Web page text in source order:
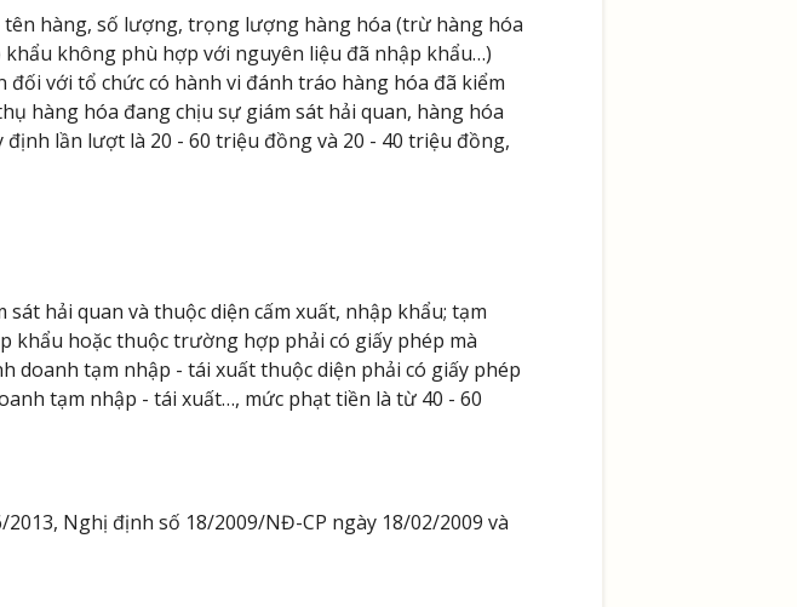
hàng, số lượng, trọng lượng hàng hóa (trừ hàng hóa
không phù hợp với nguyên liệu đã nhập khẩu…)
với tổ chức có hành vi đánh tráo hàng hóa đã kiểm
hàng hóa đang chịu sự giám sát hải quan, hàng hóa
lần lượt là 20 - 60 triệu đồng và 20 - 40 triệu đồng,
hải quan và thuộc diện cấm xuất, nhập khẩu; tạm
khẩu hoặc thuộc trường hợp phải có giấy phép mà
doanh tạm nhập - tái xuất thuộc diện phải có giấy phép
tạm nhập - tái xuất…, mức phạt tiền là từ 40 - 60
Nghị định số 18/2009/NĐ-CP ngày 18/02/2009 và